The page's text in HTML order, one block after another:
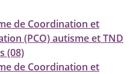
de Coordination et
(PCO) autisme et TND
(08)
de Coordination et